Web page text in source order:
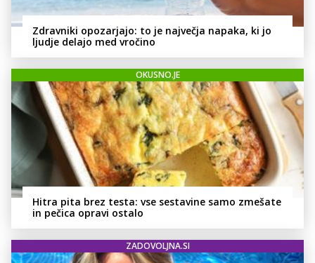
Zdravniki opozarjajo: to je največja napaka, ki jo
ljudje delajo med vročino
OKUSNO.JE
Hitra pita brez testa: vse sestavine samo zmešate
in pečica opravi ostalo
ZADOVOLJNA.SI